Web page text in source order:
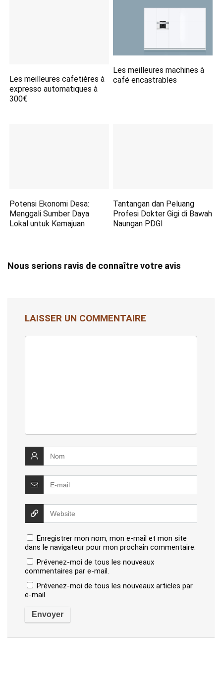
Les meilleures cafetières à
expresso automatiques à
300€
Les meilleures machines à
café encastrables
Potensi Ekonomi Desa:
Menggali Sumber Daya
Lokal untuk Kemajuan
Tantangan dan Peluang
Profesi Dokter Gigi di Bawah
Naungan PDGI
Nous serions ravis de connaître votre avis
LAISSER UN COMMENTAIRE
Enregistrer mon nom, mon e-mail et mon site
dans le navigateur pour mon prochain commentaire.
Prévenez-moi de tous les nouveaux
commentaires par e-mail.
Prévenez-moi de tous les nouveaux articles par
e-mail.